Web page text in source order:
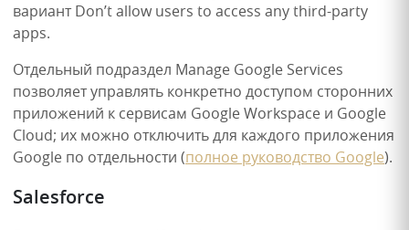
вариант Don’t allow users to access any third-party
apps.
Отдельный подраздел Manage Google Services
позволяет управлять конкретно доступом сторонних
приложений к сервисам Google Workspace и Google
Cloud; их можно отключить для каждого приложения
Google по отдельности (полное руководство Google).
Salesforce